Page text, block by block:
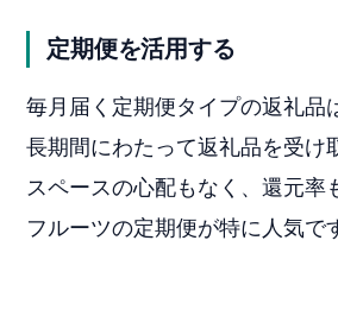
定期便を活用する
毎月届く定期便タイプの返礼品
長期間にわたって返礼品を受け
スペースの心配もなく、還元率
フルーツの定期便が特に人気で